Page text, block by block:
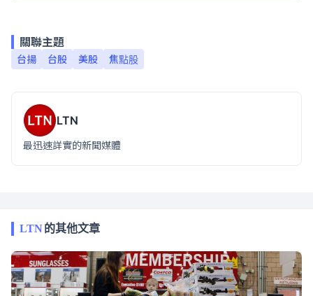
關聯主題
台揚 台股 美股 焦點股
LTN
最迅速詳實的新聞媒體
LTN的其他文章